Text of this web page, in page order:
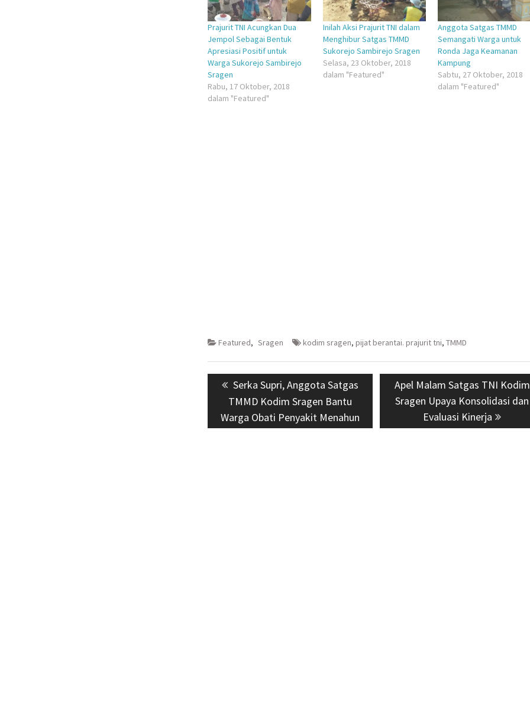
Prajurit TNI Acungkan Dua
Jempol Sebagai Bentuk
Apresiasi Positif untuk
Warga Sukorejo Sambirejo
Sragen
Rabu, 17 Oktober, 2018
dalam "Featured"
Inilah Aksi Prajurit TNI dalam
Menghibur Satgas TMMD
Sukorejo Sambirejo Sragen
Selasa, 23 Oktober, 2018
dalam "Featured"
Anggota Satgas TMMD
Semangati Warga untuk
Ronda Jaga Keamanan
Kampung
Sabtu, 27 Oktober, 2018
dalam "Featured"
Featured, Sragen kodim sragen, pijat berantai. prajurit tni, TMMD
Navigasi
pos Previous
post:
Serka Supri, Anggota Satgas
TMMD Kodim Sragen Bantu
Warga Obati Penyakit Menahun
Next
post:
Apel Malam Satgas TNI Kodim
Sragen Upaya Konsolidasi dan
Evaluasi Kinerja